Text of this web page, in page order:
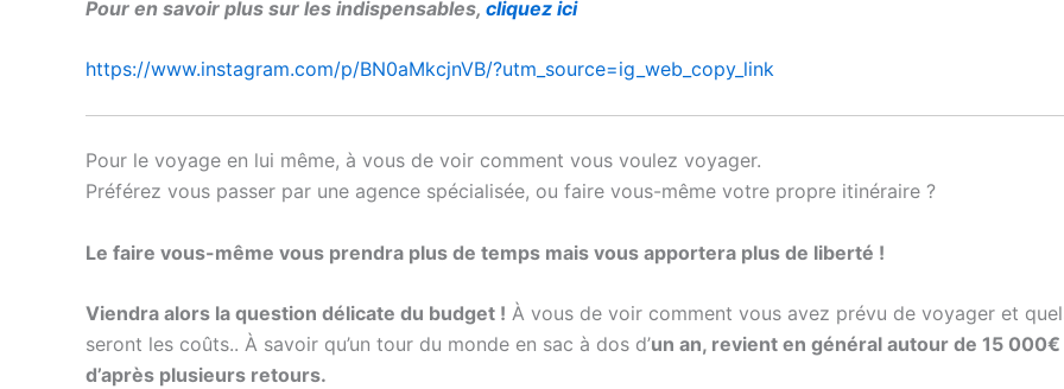
Pour en savoir plus sur les indispensables, cliquez ici
https://www.instagram.com/p/BN0aMkcjnVB/?utm_source=ig_web_copy_link
Pour le voyage en lui même, à vous de voir comment vous voulez voyager.
Préférez vous passer par une agence spécialisée, ou faire vous-même votre propre itinéraire ?
Le faire vous-même vous prendra plus de temps mais vous apportera plus de liberté !
Viendra alors la question délicate du budget ! À vous de voir comment vous avez prévu de voyager et
seront les coûts.. À savoir qu’un tour du monde en sac à dos d’un an, revient en général autour de 15 000€
d’après plusieurs retours.